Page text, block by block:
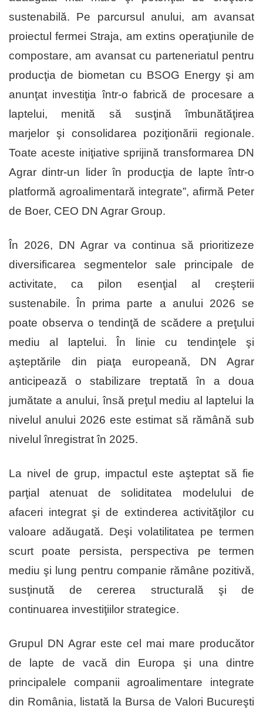
sustenabilă. Pe parcursul anului, am avansat
proiectul fermei Straja, am extins operaţiunile de
compostare, am avansat cu parteneriatul pentru
producţia de biometan cu BSOG Energy şi am
anunţat investiţia într-o fabrică de procesare a
laptelui, menită să susţină îmbunătăţirea
marjelor şi consolidarea poziţionării regionale.
Toate aceste iniţiative sprijină transformarea DN
Agrar dintr-un lider în producţia de lapte într-o
platformă agroalimentară integrate”, afirmă Peter
de Boer, CEO DN Agrar Group.
În 2026, DN Agrar va continua să prioritizeze
diversificarea segmentelor sale principale de
activitate, ca pilon esenţial al creşterii
sustenabile. În prima parte a anului 2026 se
poate observa o tendinţă de scădere a preţului
mediu al laptelui. În linie cu tendinţele şi
aşteptările din piaţa europeană, DN Agrar
anticipează o stabilizare treptată în a doua
jumătate a anului, însă preţul mediu al laptelui la
nivelul anului 2026 este estimat să rămână sub
nivelul înregistrat în 2025.
La nivel de grup, impactul este aşteptat să fie
parţial atenuat de soliditatea modelului de
afaceri integrat şi de extinderea activităţilor cu
valoare adăugată. Deşi volatilitatea pe termen
scurt poate persista, perspectiva pe termen
mediu şi lung pentru companie rămâne pozitivă,
susţinută de cererea structurală şi de
continuarea investiţiilor strategice.
Grupul DN Agrar este cel mai mare producător
de lapte de vacă din Europa şi una dintre
principalele companii agroalimentare integrate
din România, listată la Bursa de Valori Bucureşti